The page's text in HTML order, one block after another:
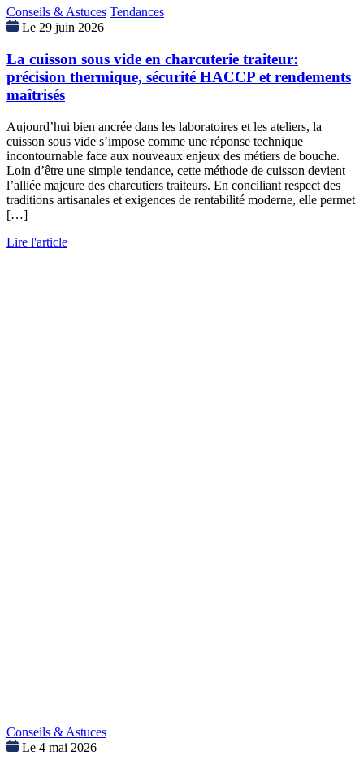
Conseils & Astuces Tendances
Le 29 juin 2026
La cuisson sous vide en charcuterie traiteur:
précision thermique, sécurité HACCP et rendements
maîtrisés
Aujourd’hui bien ancrée dans les laboratoires et les ateliers, la
cuisson sous vide s’impose comme une réponse technique
incontournable face aux nouveaux enjeux des métiers de bouche.
Loin d’être une simple tendance, cette méthode de cuisson devient
l’alliée majeure des charcutiers traiteurs. En conciliant respect des
traditions artisanales et exigences de rentabilité moderne, elle permet
[…]
Lire l'article
Conseils & Astuces
Le 4 mai 2026